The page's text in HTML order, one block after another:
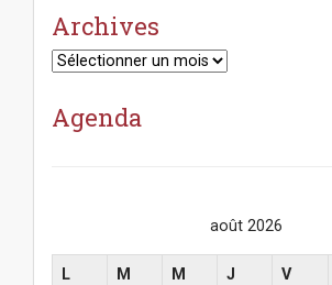
Archives
Archives
Agenda
août 2026
L M M J V